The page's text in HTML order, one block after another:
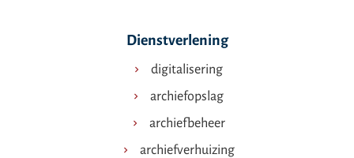
Dienstverlening
digitalisering
archiefopslag
archiefbeheer
archiefverhuizing